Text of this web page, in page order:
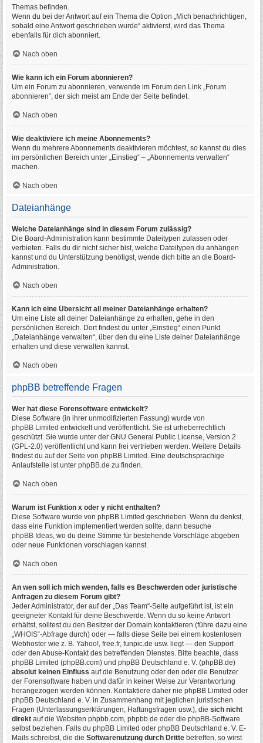
Themas befinden.
Wenn du bei der Antwort auf ein Thema die Option „Mich benachrichtigen,
sobald eine Antwort geschrieben wurde“ aktivierst, wird das Thema
ebenfalls für dich abonniert.
Nach oben
Wie kann ich ein Forum abonnieren?
Um ein Forum zu abonnieren, verwende im Forum den Link „Forum
abonnieren“, der sich meist am Ende der Seite befindet.
Nach oben
Wie deaktiviere ich meine Abonnements?
Wenn du mehrere Abonnements deaktivieren möchtest, so kannst du dies
im persönlichen Bereich unter „Einstieg“ – „Abonnements verwalten“
machen.
Nach oben
Dateianhänge
Welche Dateianhänge sind in diesem Forum zulässig?
Die Board-Administration kann bestimmte Dateitypen zulassen oder
verbieten. Falls du dir nicht sicher bist, welche Dateitypen du anhängen
kannst und du Unterstützung benötigst, wende dich bitte an die Board-
Administration.
Nach oben
Kann ich eine Übersicht all meiner Dateianhänge erhalten?
Um eine Liste all deiner Dateianhänge zu erhalten, gehe in den
persönlichen Bereich. Dort findest du unter „Einstieg“ einen Punkt
„Dateianhänge verwalten“, über den du eine Liste deiner Dateianhänge
erhalten und diese verwalten kannst.
Nach oben
phpBB betreffende Fragen
Wer hat diese Forensoftware entwickelt?
Diese Software (in ihrer unmodifizierten Fassung) wurde von
phpBB Limited entwickelt und veröffentlicht. Sie ist urheberrechtlich
geschützt. Sie wurde unter der GNU General Public License, Version 2
(GPL-2.0) veröffentlicht und kann frei vertrieben werden. Weitere Details
findest du auf der Seite von phpBB Limited . Eine deutschsprachige
Anlaufstelle ist unter phpBB.de zu finden.
Nach oben
Warum ist Funktion x oder y nicht enthalten?
Diese Software wurde von phpBB Limited geschrieben. Wenn du denkst,
dass eine Funktion implementiert werden sollte, dann besuche
phpBB Ideas, wo du deine Stimme für bestehende Vorschläge abgeben
oder neue Funktionen vorschlagen kannst.
Nach oben
An wen soll ich mich wenden, falls es Beschwerden oder juristische
Anfragen zu diesem Forum gibt?
Jeder Administrator, der auf der „Das Team“-Seite aufgeführt ist, ist ein
geeigneter Kontakt für deine Beschwerde. Wenn du so keine Antwort
erhältst, solltest du den Besitzer der Domain kontaktieren (führe dazu eine
„WHOIS“-Abfrage durch) oder — falls diese Seite bei einem kostenlosen
Webhoster wie z. B. Yahoo!, free.fr, funpic.de usw. liegt — den Support
oder den Abuse-Kontakt des betreffenden Dienstes. Bitte beachte, dass
phpBB Limited (phpBB.com) und phpBB Deutschland e. V. (phpBB.de)
absolut keinen Einfluss auf die Benutzung oder den oder die Benutzer
der Forensoftware haben und dafür in keiner Weise zur Verantwortung
herangezogen werden können. Kontaktiere daher nie phpBB Limited oder
phpBB Deutschland e. V. in Zusammenhang mit jeglichen juristischen
Fragen (Unterlassungserklärungen, Haftungsfragen usw.), die sich nicht
direkt auf die Websiten phpbb.com, phpbb.de oder die phpBB-Software
selbst beziehen. Falls du phpBB Limited oder phpBB Deutschland e. V. E-
Mails schreibst, die die Softwarenutzung durch Dritte betreffen, so wirst